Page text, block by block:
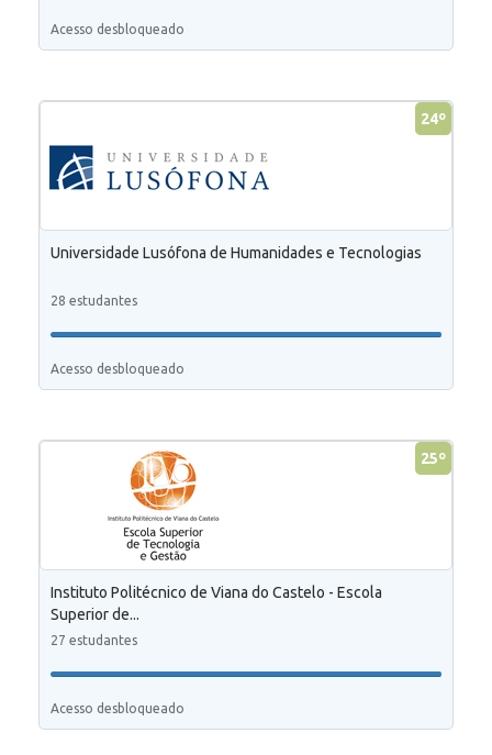
Acesso desbloqueado
24º
Universidade Lusófona de Humanidades e Tecnologias
28 estudantes
Acesso desbloqueado
25º
Instituto Politécnico de Viana do Castelo - Escola
Superior de...
27 estudantes
Acesso desbloqueado